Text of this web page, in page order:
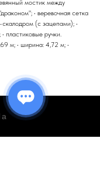
мостик между
• веревочная сетка
скалодром (с зацепами); •
пластиковые ручки.
м; • ширина: 4,72 м; •